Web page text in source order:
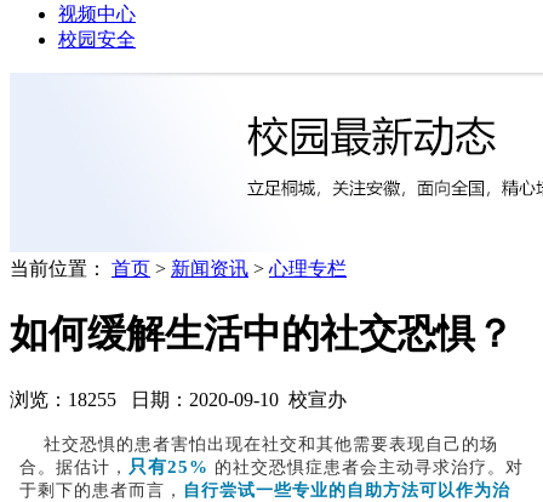
视频中心
校园安全
当前位置： 首页 > 新闻资讯 > 心理专栏
如何缓解生活中的社交恐惧？
浏览： 18255 日期：2020-09-10 校宣办
社交恐惧的患者害怕出现在社交和其他需要表现自己的场
合。据估计， 只有25% 的社交恐惧症患者会主动寻求治疗。对
于剩下的患者而言， 自行尝试一些专业的自助方法可以作为治